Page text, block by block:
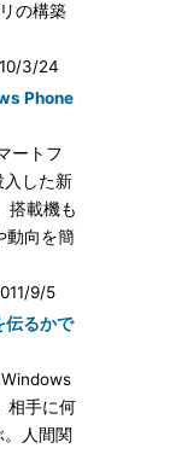
の構築
3/24
Phone
ートフ
入した新
搭載機も
動向を簡
9/5
伝るかで
Windows
相手に何
人間関